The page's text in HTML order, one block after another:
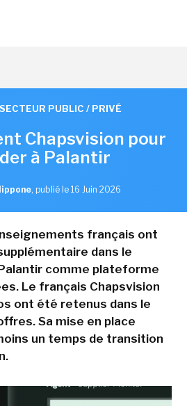
SECTEUR PUBLIC / PRIVÉ
Chapsvision pour
à Palantir
, publié le 16 Juin 2026
français ont
dans le
comme plateforme
Le français Chapsvision
ont été retenus dans le
Sa mise en place
un temps de transition